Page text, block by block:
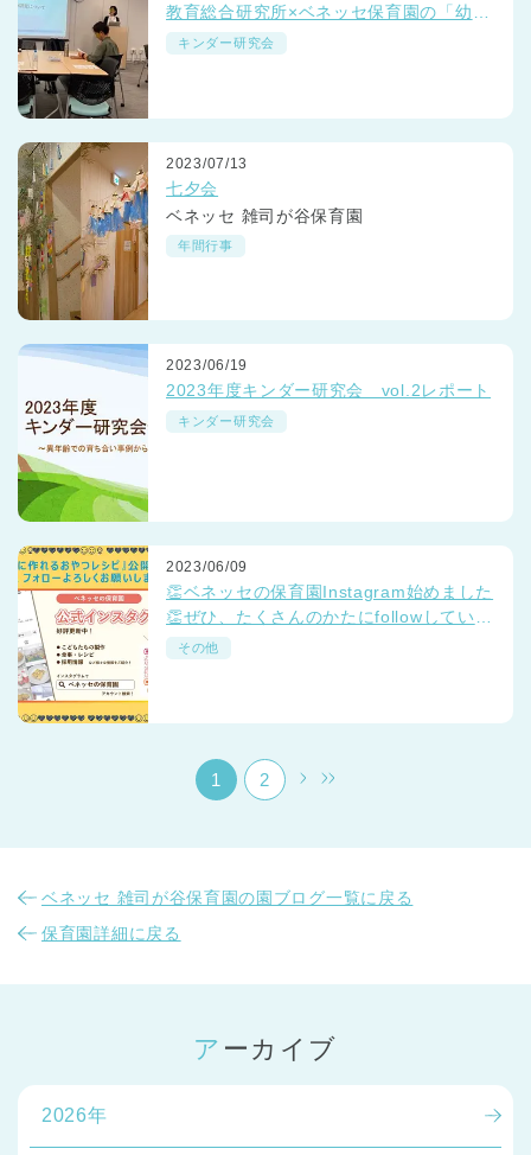
神奈川県 神奈川県 全域
千葉県
埼玉県
兵庫県 兵庫県 全域
教育総合研究所×ベネッセ保育園の「幼小
接続期の思考力研究」レポート
キンダー研究会
2023/07/13
七夕会
ベネッセ 雑司が谷保育園
年間行事
2023/06/19
2023年度キンダー研究会 vol.2レポート
キンダー研究会
2023/06/09
👏ベネッセの保育園Instagram始めました
👏ぜひ、たくさんのかたにfollowしていだ
けると嬉しいです💛
その他
1 2
ベネッセ 雑司が谷保育園の園ブログ一覧に戻る
保育園詳細に戻る
アーカイブ
2026年